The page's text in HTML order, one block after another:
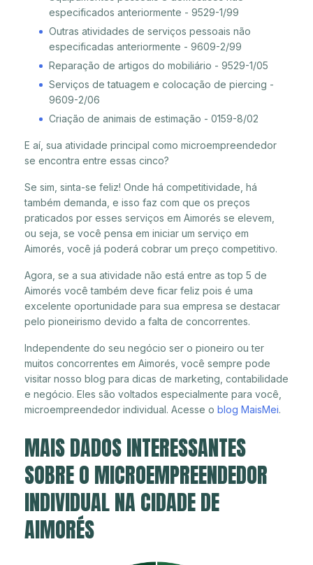
especificados anteriormente - 9529-1/99
Outras atividades de serviços pessoais não
especificadas anteriormente - 9609-2/99
Reparação de artigos do mobiliário - 9529-1/05
Serviços de tatuagem e colocação de piercing -
9609-2/06
Criação de animais de estimação - 0159-8/02
E aí, sua atividade principal como microempreendedor
se encontra entre essas cinco?
Se sim, sinta-se feliz! Onde há competitividade, há
também demanda, e isso faz com que os preços
praticados por esses serviços em Aimorés se elevem,
ou seja, se você pensa em iniciar um serviço em
Aimorés, você já poderá cobrar um preço competitivo.
Agora, se a sua atividade não está entre as top 5 de
Aimorés você também deve ficar feliz pois é uma
excelente oportunidade para sua empresa se destacar
pelo pioneirismo devido a falta de concorrentes.
Independente do seu negócio ser o pioneiro ou ter
muitos concorrentes em Aimorés, você sempre pode
visitar nosso blog para dicas de marketing, contabilidade
e negócio. Eles são voltados especialmente para você,
microempreendedor individual. Acesse o blog MaisMei.
MAIS DADOS INTERESSANTES
SOBRE O MICROEMPREENDEDOR
INDIVIDUAL NA CIDADE DE
AIMORÉS